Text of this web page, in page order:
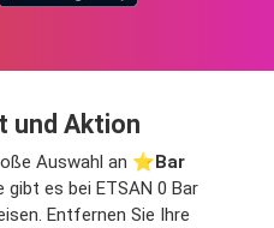
und Aktion
Auswahl an ⭐️Bar
gibt es bei ETSAN 0 Bar
Entfernen Sie Ihre